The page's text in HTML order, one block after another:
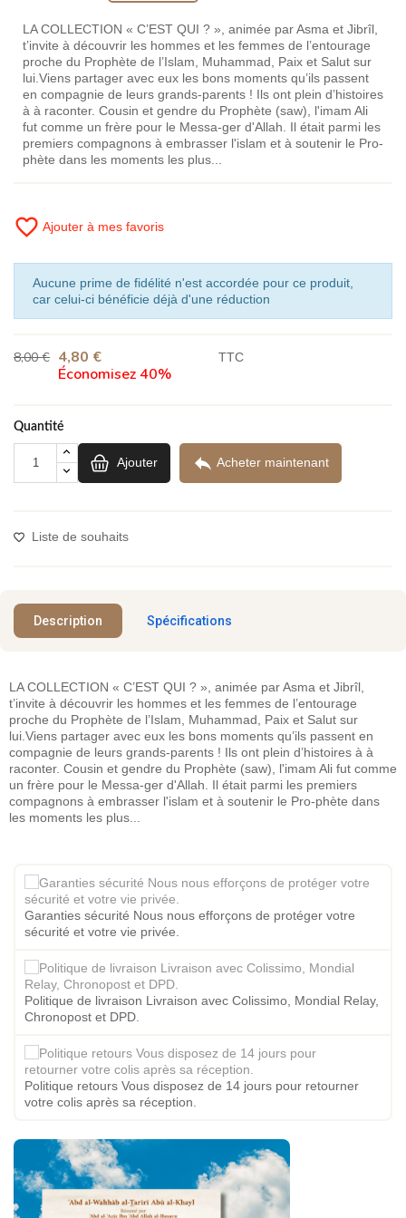
LA COLLECTION « C’EST QUI ? », animée par Asma et Jibrîl,
t’invite à découvrir les hommes et les femmes de l’entourage
proche du Prophète de l’Islam, Muhammad, Paix et Salut sur
lui.Viens partager avec eux les bons moments qu’ils passent
en compagnie de leurs grands-parents ! Ils ont plein d’histoires
à à raconter. Cousin et gendre du Prophète (saw), l'imam Ali
fut comme un frère pour le Messa-ger d'Allah. Il était parmi les
premiers compagnons à embrasser l'islam et à soutenir le Pro-
phète dans les moments les plus...
favorite_border Ajouter à mes favoris
Aucune prime de fidélité n'est accordée pour ce produit,
car celui-ci bénéficie déjà d'une réduction
8,00 € 4,80 €
Économisez 40%
TTC
Quantité
Ajouter  Acheter maintenant
Liste de souhaits
Description Spécifications
LA COLLECTION « C’EST QUI ? », animée par Asma et Jibrîl,
t’invite à découvrir les hommes et les femmes de l’entourage
proche du Prophète de l’Islam, Muhammad, Paix et Salut sur
lui.Viens partager avec eux les bons moments qu’ils passent en
compagnie de leurs grands-parents ! Ils ont plein d’histoires à à
raconter. Cousin et gendre du Prophète (saw), l'imam Ali fut comme
un frère pour le Messa-ger d'Allah. Il était parmi les premiers
compagnons à embrasser l'islam et à soutenir le Pro-phète dans
les moments les plus...
Garanties sécurité Nous nous efforçons de protéger votre
sécurité et votre vie privée.
Politique de livraison Livraison avec Colissimo, Mondial Relay,
Chronopost et DPD.
Politique retours Vous disposez de 14 jours pour retourner
votre colis après sa réception.